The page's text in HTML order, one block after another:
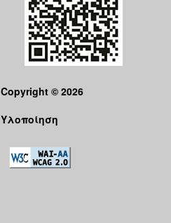
Copyright © 2026
Υλοποίηση